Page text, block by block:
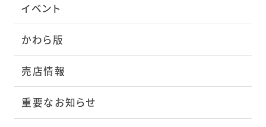
イベント
かわら版
売店情報
重要なお知らせ